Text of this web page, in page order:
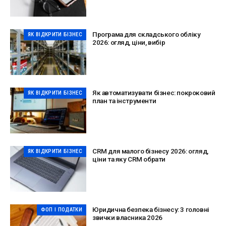
ЯК ВІДКРИТИ БІЗНЕС
Програма для складського обліку
2026: огляд, ціни, вибір
ЯК ВІДКРИТИ БІЗНЕС
Як автоматизувати бізнес: покроковий
план та інструменти
ЯК ВІДКРИТИ БІЗНЕС
CRM для малого бізнесу 2026: огляд,
ціни та яку CRM обрати
ФОП І ПОДАТКИ
Юридична безпека бізнесу: 3 головні
звички власника 2026